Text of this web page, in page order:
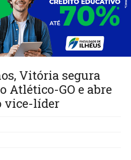
Vitória segura
Atlético-GO e abre
vice-líder